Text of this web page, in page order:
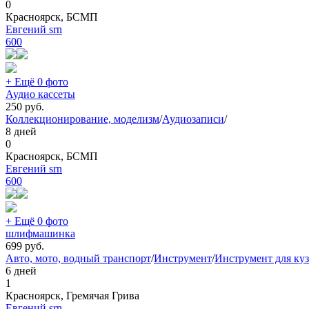
0
Красноярск, БСМП
Евгений srn
600
+ Ещё 0 фото
Аудио кассеты
250 руб.
Коллекционирование, моделизм/Аудиозаписи/
8 дней
0
Красноярск, БСМП
Евгений srn
600
+ Ещё 0 фото
шлифмашинка
699 руб.
Авто, мото, водный транспорт/Инструмент/Инструмент для
6 дней
1
Красноярск, Гремячая Грива